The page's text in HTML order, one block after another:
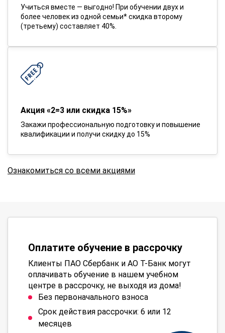
Учиться вместе — выгодно! При обучении двух и
более человек из одной семьи* скидка второму
(третьему) составляет 40%.
Акция «2=3 или скидка 15%»
Закажи профессиональную подготовку и повышение
квалификации и получи скидку до 15%
Ознакомиться со всеми акциями
Оплатите обучение в рассрочку
Клиенты ПАО Сбербанк и АО Т-Банк могут
оплачивать обучение в нашем учебном
центре в рассрочку, не выходя из дома!
Без первоначального взноса
Срок действия рассрочки: 6 или 12
месяцев